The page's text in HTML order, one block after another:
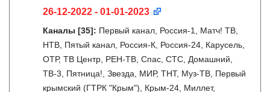
26-12-2022 - 01-01-2023
Каналы [35]: Первый канал, Россия-1, Матч! ТВ,
НТВ, Пятый канал, Россия-К, Россия-24, Карусель,
ОТР, ТВ Центр, РЕН-ТВ, Спас, СТС, Домашний,
ТВ-3, Пятница!, Звезда, МИР, ТНТ, Муз-ТВ, Первый
крымский (ГТРК "Крым"), Крым-24, Миллет,